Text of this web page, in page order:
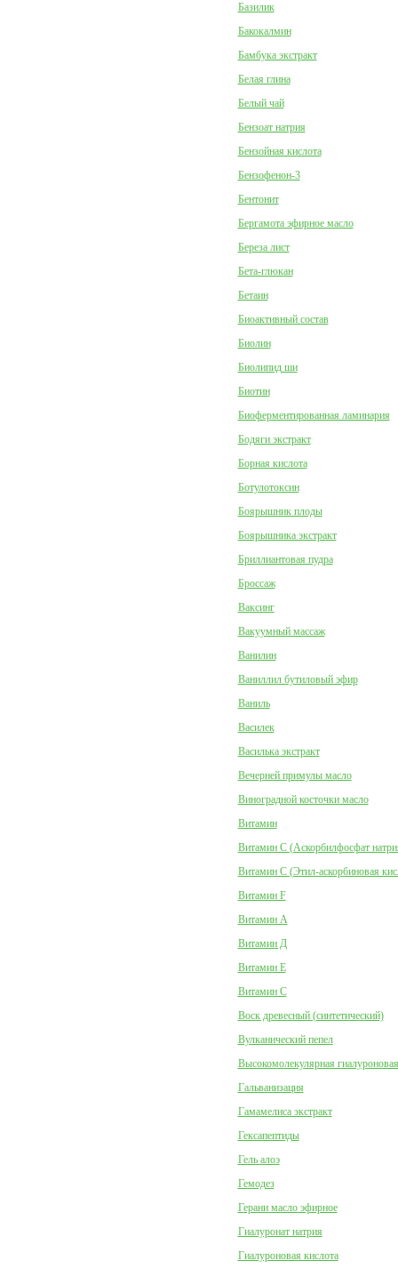
Базилик
Бакокалмин
Бамбука экстракт
Белая глина
Белый чай
Бензоат натрия
Бензойная кислота
Бензофенон-3
Бентонит
Бергамота эфирное масло
Береза лист
Бета-глюкан
Бетаин
Биоактивный состав
Биолин
Биолипид ши
Биотин
Биоферментированная ламинария
Бодяги экстракт
Борная кислота
Ботулотоксин
Боярышник плоды
Боярышника экстракт
Бриллиантовая пудра
Броссаж
Ваксинг
Вакуумный массаж
Ванилин
Ваниллил бутиловый эфир
Ваниль
Василек
Василька экстракт
Вечерней примулы масло
Виноградной косточки масло
Витамин
Витамин C (Аскорбилфосфат
Витамин C (Этил-аскорбиновая
Витамин F
Витамин А
Витамин Д
Витамин Е
Витамин С
Воск древесный (синтетический)
Вулканический пепел
Высокомолекулярная
Гальванизация
Гамамелиса экстракт
Гексапептиды
Гель алоэ
Гемодез
Герани масло эфирное
Гиалуронат натрия
Гиалуроновая кислота